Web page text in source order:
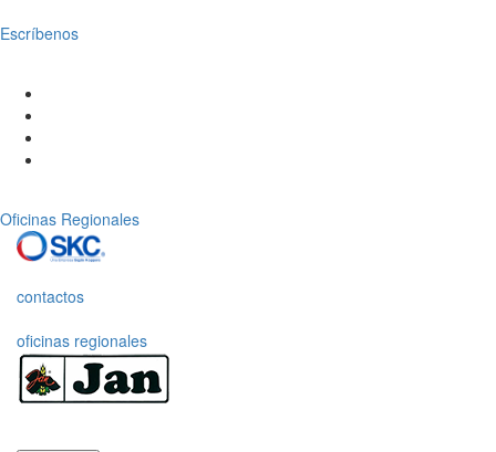
Escríbenos
Oficinas Regionales
contactos
oficinas regionales